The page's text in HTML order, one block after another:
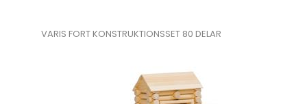
VARIS FORT KONSTRUKTIONSSET 80 DELAR